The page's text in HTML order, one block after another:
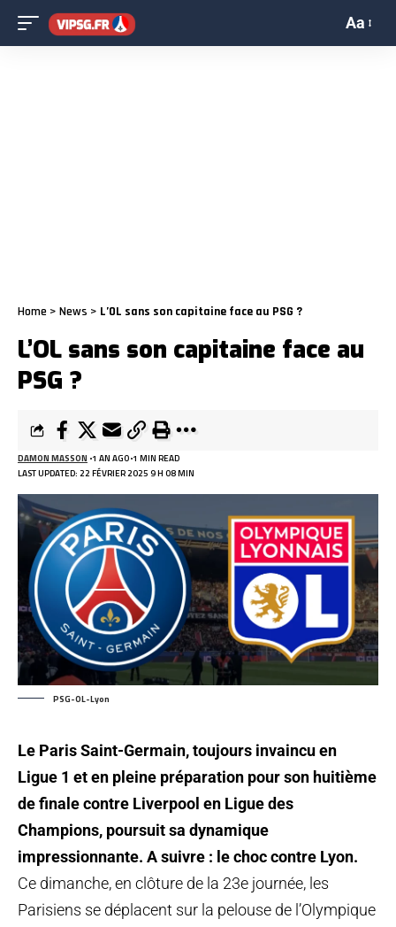
Aa
Home > News > L’OL sans son capitaine face au PSG ?
L’OL sans son capitaine face au
PSG ?
LAST UPDATED: 22 FÉVRIER 2025 9 H 08 MIN
DAMON MASSON 1 AN AGO 1 MIN READ
PSG-OL-Lyon
Le Paris Saint-Germain, toujours invaincu en
Ligue 1 et en pleine préparation pour son huitième
de finale contre Liverpool en Ligue des
Champions, poursuit sa dynamique
impressionnante. A suivre : le choc contre Lyon.
Ce dimanche, en clôture de la 23e journée, les
Parisiens se déplacent sur la pelouse de l’Olympique